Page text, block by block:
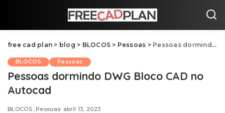
free cad plan > blog > BLOCOS > Pessoas > Pessoas dormindo DWG Bloco CAD no Autocad
BLOCOS Pessoas
Pessoas dormindo DWG Bloco CAD no
Autocad
BLOCOS Pessoas abril 13, 2023